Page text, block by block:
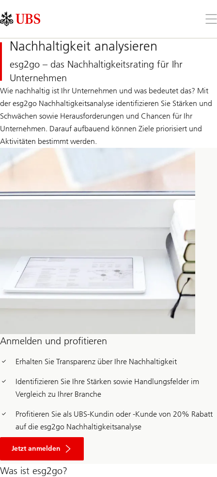
Links
Area
Sie
Nachhaltigkeit analysieren
esg2go – das Nachhaltigkeitsrating für Ihr
Unternehmen
Wie nachhaltig ist Ihr Unternehmen und was bedeutet das? Mit
der esg2go Nachhaltigkeitsanalyse identifizieren Sie Stärken und
Schwächen sowie Herausforderungen und Chancen für Ihr
Unternehmen. Darauf aufbauend können Ziele priorisiert und
Aktivitäten bestimmt werden.
Anmelden und profitieren
Erhalten Sie Transparenz über Ihre Nachhaltigkeit
Identifizieren Sie Ihre Stärken sowie Handlungsfelder im
Vergleich zu Ihrer Branche
Profitieren Sie als UBS-Kundin oder -Kunde von 20% Rabatt
auf die esg2go Nachhaltigkeitsanalyse
Jetzt anmelden
Nachhaltigkeit
Was ist esg2go?